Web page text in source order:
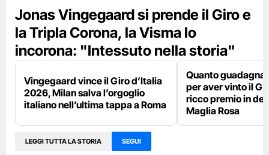
Jonas Vingegaard si prende il Giro e
la Tripla Corona, la Visma lo
incorona: "Intessuto nella storia"
Vingegaard vince il Giro d’Italia
2026, Milan salva l’orgoglio
italiano nell’ultima tappa a Roma
Quanto guadagna
per aver vinto il
ricco premio in
Maglia Rosa
LEGGI TUTTA LA STORIA SEGUI